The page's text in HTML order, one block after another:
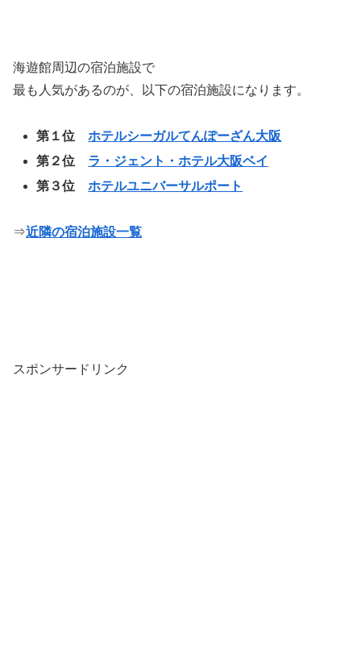
海遊館周辺の宿泊施設で
最も人気があるのが、以下の宿泊施設になります。
第１位ホテルシーガルてんぽーざん大阪
第２位 ラ・ジェント・ホテル大阪ベイ
第３位ホテルユニバーサルポート
⇒近隣の宿泊施設一覧
スポンサードリンク